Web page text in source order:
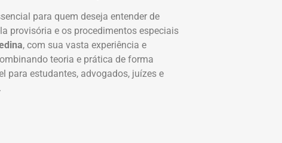
para quem deseja entender de
provisória e os procedimentos especiais
, com sua vasta experiência e
teoria e prática de forma
para estudantes, advogados, juízes e